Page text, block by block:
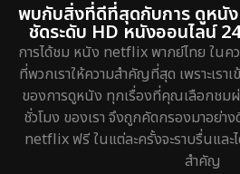
พบกับสิ่งที่ดีที่สุดกับการ ดูหนั
ชัดระดับ HD หนังออนไลน์
การได้ชม หนัง netflix พากย์ไทย ในค
ที่พวกเราให้ความสำคัญที่สุด เพราะเรา
ของการดูหนัง ทุกเรื่องที่คุณเลือกชม
ชั่วโมง ของเรา จึงถูกคัดกรองมาอย่า
netflix ฟรี ในแต่ละครั้งจะราบรื่นแล
สำคัญ